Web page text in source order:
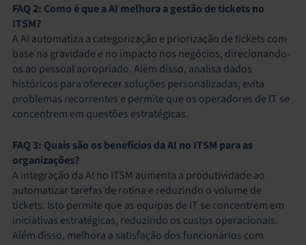
FAQ 2: Como é que a AI melhora a gestão de tickets no
ITSM?
A AI automatiza a categorização e priorização de tickets com
base na gravidade e no impacto nos negócios, direcionando-
os ao pessoal apropriado. Além disso, analisa dados
históricos para oferecer soluções personalizadas, evita
problemas recorrentes e permite que os operadores de IT se
concentrem em questões estratégicas.
FAQ 3: Quais são os benefícios da AI no ITSM para as
organizações?
A integração da AI no ITSM aumenta a produtividade ao
automatizar tarefas de rotina e reduzindo o volume de
tickets. Isto permite que as equipas de IT se concentrem em
iniciativas estratégicas, reduzindo os custos operacionais.
Além disso, melhora a satisfação dos funcionários com